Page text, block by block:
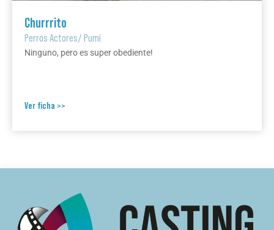
Churrrito
Perros Actores/Pumi
Ninguno, pero es super obediente!
Ver ficha >>